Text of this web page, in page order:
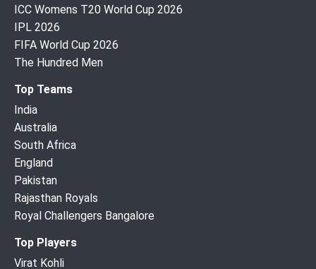
ICC Womens T20 World Cup 2026
IPL 2026
FIFA World Cup 2026
The Hundred Men
Top Teams
India
Australia
South Africa
England
Pakistan
Rajasthan Royals
Royal Challengers Bangalore
Top Players
Virat Kohli